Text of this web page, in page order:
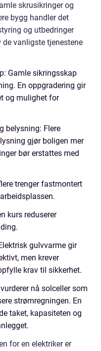
skrusikringer og
bygg handler det
og utbedringer
vanligste tjenestene
Gamle sikringsskap
En oppgradering gir
og mulighet for
belysning: Flere
gjør boligen mer
bør erstattes med
trenger fastmontert
kurs reduserer
gulvvarme gir
men krever
krav til sikkerhet.
nå solceller som
strømregningen. En
taket, kapasiteten og
for en elektriker er